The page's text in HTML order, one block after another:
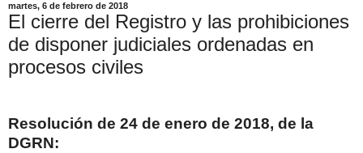
martes, 6 de febrero de 2018
El cierre del Registro y las prohibiciones
de disponer judiciales ordenadas en
procesos civiles
Resolución de 24 de enero de 2018, de la
DGRN: